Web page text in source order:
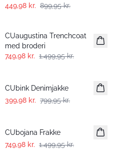
449,98 kr. 899,95 kr.
CUaugustina Trenchcoat
med broderi
749,98 kr. 1.499,95 kr.
CUbink Denimjakke
399,98 kr. 799,95 kr.
CUbojana Frakke
749,98 kr. 1.499,95 kr.